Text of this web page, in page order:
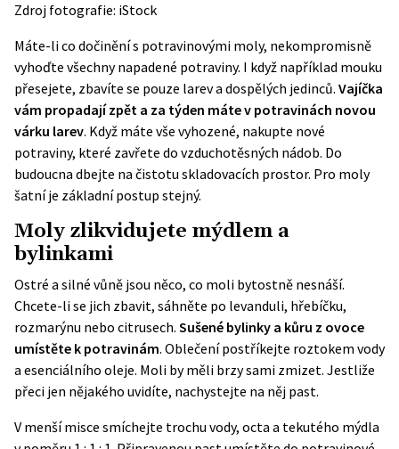
Zdroj fotografie: iStock
Máte-li co dočinění s potravinovými moly, nekompromisně
vyhoďte všechny napadené potraviny. I když například mouku
přesejete, zbavíte se pouze larev a dospělých jedinců. Vajíčka
vám propadají zpět a za týden máte v potravinách novou
várku larev. Když máte vše vyhozené, nakupte nové
potraviny, které zavřete do vzduchotěsných nádob. Do
budoucna dbejte na čistotu skladovacích prostor. Pro moly
šatní je základní postup stejný.
Moly zlikvidujete mýdlem a
bylinkami
Ostré a silné vůně jsou něco, co moli bytostně nesnáší.
Chcete-li se jich zbavit, sáhněte po levanduli, hřebíčku,
rozmarýnu nebo citrusech. Sušené bylinky a kůru z ovoce
umístěte k potravinám. Oblečení postříkejte roztokem vody
a esenciálního oleje. Moli by měli brzy sami zmizet. Jestliže
přeci jen nějakého uvidíte, nachystejte na něj past.
V menší misce smíchejte trochu vody, octa a tekutého mýdla